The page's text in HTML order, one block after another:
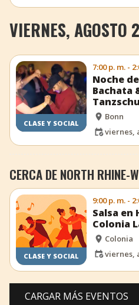
VIERNES, AGOSTO
CLASE Y SOCIAL
7:00 p. m. -
Noche
Bachata
Bonn
viernes,
CERCA DE NORTH RHINE-
CLASE Y SOCIAL
9:00 p. m. -
Salsa en
Colonia
Colonia
viernes,
CARGAR MÁS EVENTOS